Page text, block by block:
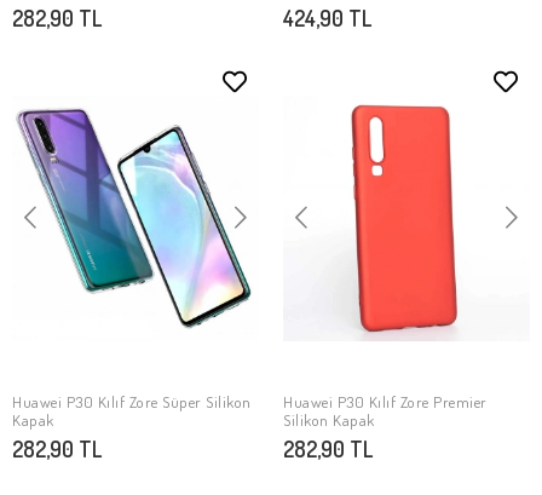
282,90 TL 424,90 TL
SEPETE EKLE
Huawei P30 Kılıf Zore Süper Silikon
Kapak
282,90 TL
SEPETE EKLE
Huawei P30 Kılıf Zore Premier
Silikon Kapak
282,90 TL